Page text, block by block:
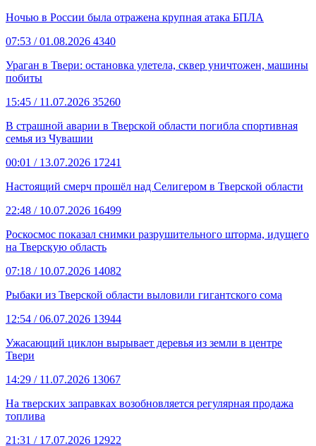
Ночью в России была отражена крупная атака БПЛА
07:53 / 01.08.2026 4340
Ураган в Твери: остановка улетела, сквер уничтожен, машины
побиты
15:45 / 11.07.2026 35260
В страшной аварии в Тверской области погибла спортивная
семья из Чувашии
00:01 / 13.07.2026 17241
Настоящий смерч прошёл над Селигером в Тверской области
22:48 / 10.07.2026 16499
Роскосмос показал снимки разрушительного шторма, идущего
на Тверскую область
07:18 / 10.07.2026 14082
Рыбаки из Тверской области выловили гигантского сома
12:54 / 06.07.2026 13944
Ужасающий циклон вырывает деревья из земли в центре
Твери
14:29 / 11.07.2026 13067
На тверских заправках возобновляется регулярная продажа
топлива
21:31 / 17.07.2026 12922